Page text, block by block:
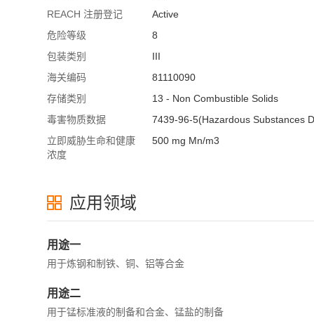
REACH 注册登记
Active
危险等级
8
包装类别
III
海关编码
81110090
存储类别
13 - Non Combustible Solids
毒害物质数据
7439-96-5(Hazardous Substances
立即威胁生命和健康
浓度
500 mg Mn/m3
应用领域
用途一
用于炼钢和制铁、铜、铝等合金
用途二
用于锰标准液的制备和合金、锰盐的制备